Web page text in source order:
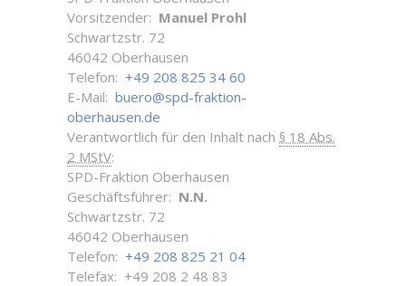
Vorsitzender: Manuel Prohl
Schwartzstr. 72
46042 Oberhausen
Telefon: +49 208 825 34 60
E-Mail: buero@spd-fraktion-
oberhausen.de
Verantwortlich für den Inhalt nach § 18 Abs.
2 MStV:
SPD-Fraktion Oberhausen
Geschäftsführer: N.N.
Schwartzstr. 72
46042 Oberhausen
Telefon: +49 208 825 21 04
Telefax: +49 208 2 48 83